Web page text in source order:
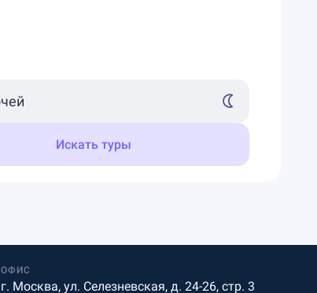
Искать туры
ОФИС
г. Москва, ул. Селезневская, д. 24-26, стр. 3